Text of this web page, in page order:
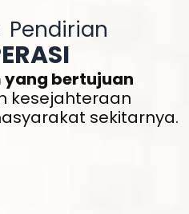
Pendirian
yang bertujuan
kesejahteraan
sekitarnya.